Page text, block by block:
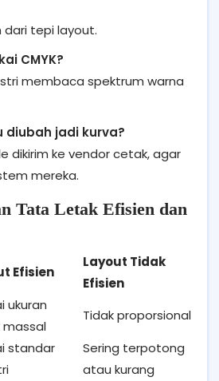
dari tepi layout.
CMYK?
membaca spektrum warna
diubah jadi kurva?
dikirim ke vendor cetak, agar
mereka.
Tata Letak Efisien dan
Efisien
Layout Tidak
Efisien
ukuran
Tidak proporsional
standar
Sering terpotong
atau kurang